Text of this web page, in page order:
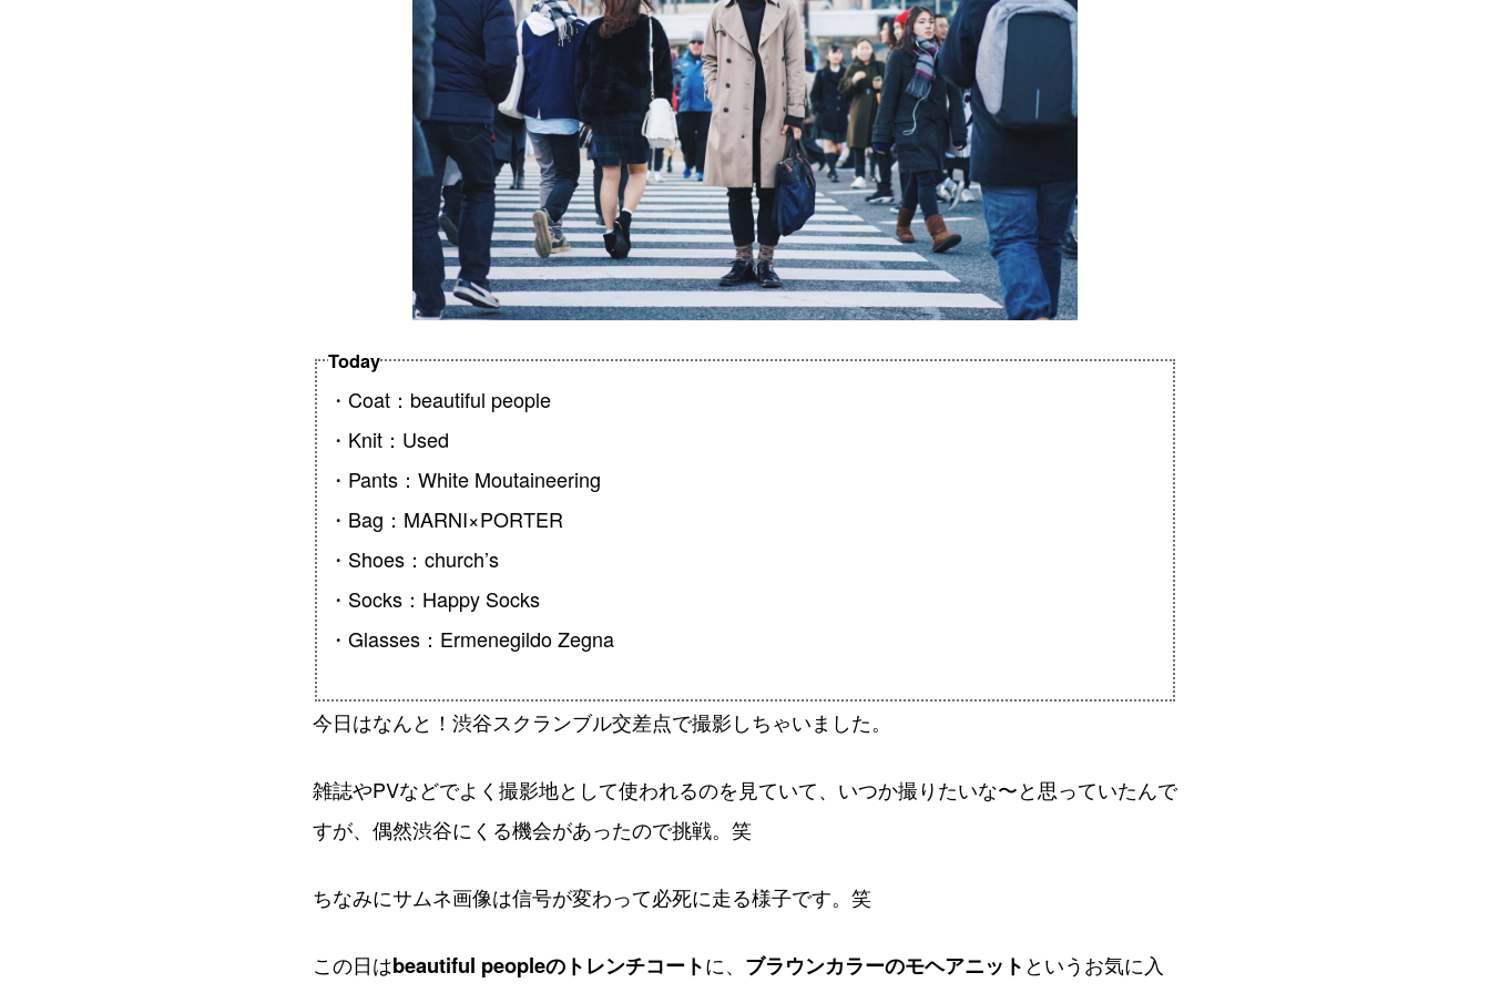
Today
・Coat：beautiful people
・Knit：Used
・Pants：White Moutaineering
・Bag：MARNI×PORTER
・Shoes：church’s
・Socks：Happy Socks
・Glasses：Ermenegildo Zegna
今日はなんと！渋谷スクランブル交差点で撮影しちゃいました。
雑誌やPVなどでよく撮影地として使われるのを見ていて、いつか撮りたいな〜と思っていたんで
すが、偶然渋谷にくる機会があったので挑戦。笑
ちなみにサムネ画像は信号が変わって必死に走る様子です。笑
この日はbeautiful peopleのトレンチコートに、 ブラウンカラーのモヘアニット というお気に入